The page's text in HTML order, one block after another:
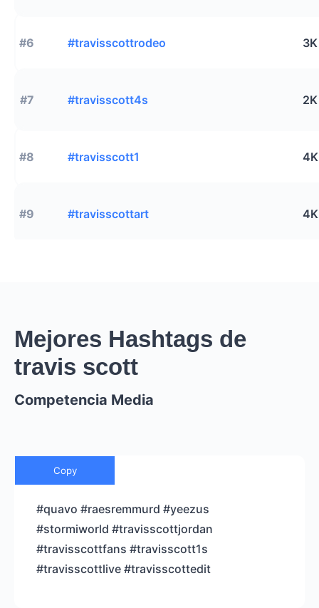
#6 #travisscottrodeo 3K
#7 #travisscott4s 2K
#8 #travisscott1 4K
#9 #travisscottart 4K
Mejores Hashtags de
travis scott
Competencia Media
Copy
#quavo #raesremmurd #yeezus
#stormiworld #travisscottjordan
#travisscottfans #travisscott1s
#travisscottlive #travisscottedit